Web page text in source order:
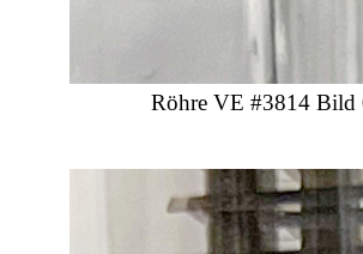
Röhre VE #3814 Bild